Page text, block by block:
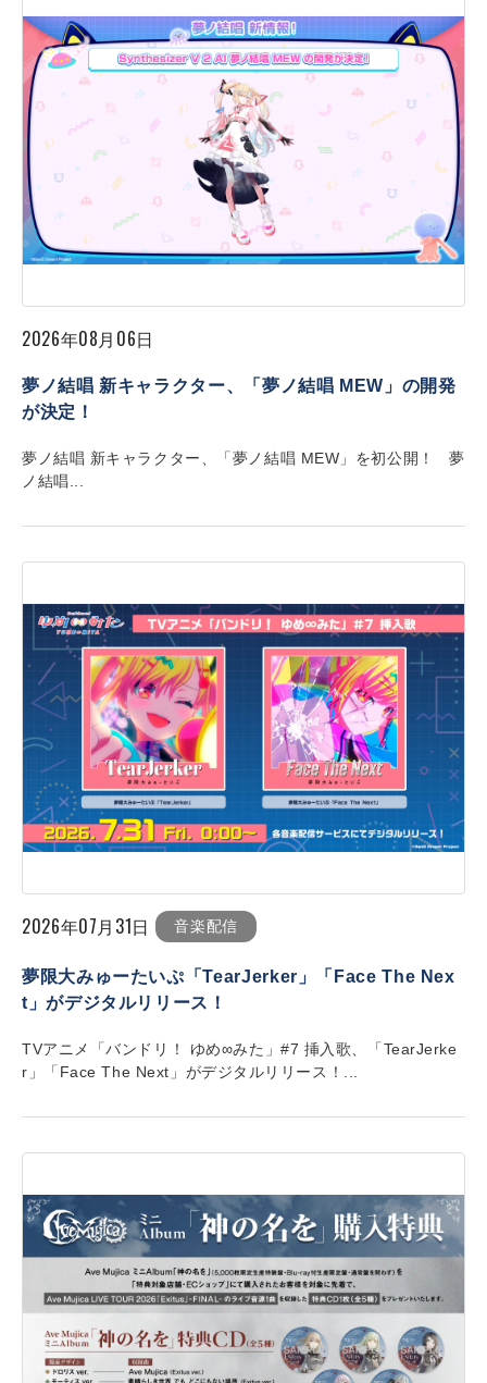
2026年08月06日
夢ノ結唱 新キャラクター、「夢ノ結唱 MEW」の開発
が決定！
夢ノ結唱 新キャラクター、「夢ノ結唱 MEW」を初公開！ 夢
ノ結唱...
2026年07月31日 音楽配信
夢限大みゅーたいぷ「TearJerker」「Face The Nex
t」がデジタルリリース！
TVアニメ「バンドリ！ ゆめ∞みた」#7 挿入歌、「TearJerke
r」「Face The Next」がデジタルリリース！...